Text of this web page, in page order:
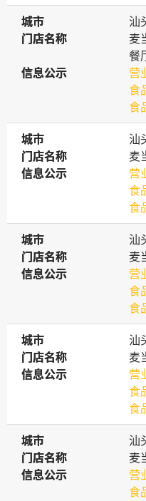
城市
城市
汕
门店名称
门店名称
麦
餐
信息公示
信息公示
营
食
食
城市
城市
汕
门店名称
门店名称
麦
信息公示
信息公示
营
食
食
城市
城市
汕
门店名称
门店名称
麦
信息公示
信息公示
营
食
食
城市
城市
汕
门店名称
门店名称
麦
信息公示
信息公示
营
食
食
城市
城市
汕
门店名称
门店名称
麦
信息公示
信息公示
营
食